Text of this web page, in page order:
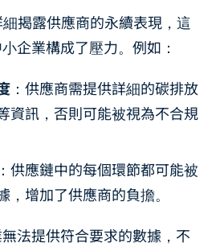
揭露供應商的永續表現，這
企業構成了壓力。例如：
：供應商需提供詳細的碳排放
資訊，否則可能被視為不合規
：供應鏈中的每個環節都可能被
，增加了供應商的負擔。
法提供符合要求的數據，不